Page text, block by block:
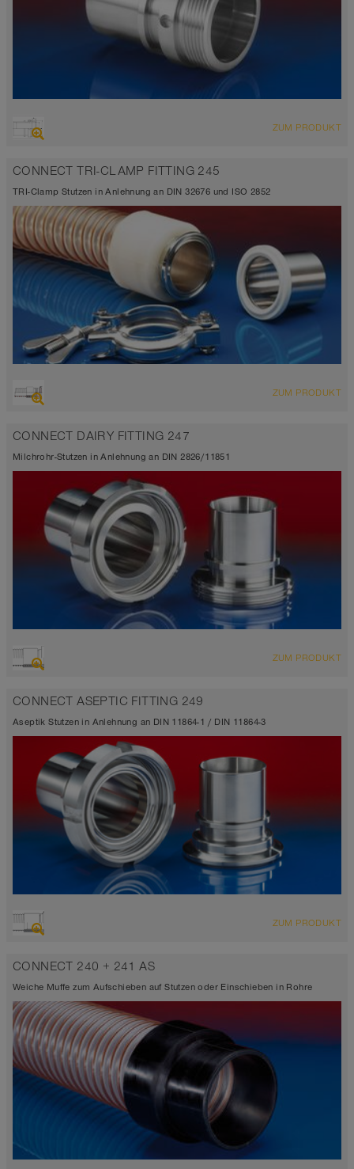
ZUM PRODUKT
CONNECT TRI-CLAMP FITTING 245
TRI-Clamp Stutzen in Anlehnung an DIN 32676 und ISO 2852
ZUM PRODUKT
CONNECT DAIRY FITTING 247
Milchrohr-Stutzen in Anlehnung an DIN 2826/11851
ZUM PRODUKT
CONNECT ASEPTIC FITTING 249
Aseptik Stutzen in Anlehnung an DIN 11864-1 / DIN 11864-3
ZUM PRODUKT
CONNECT 240 + 241 AS
Weiche Muffe zum Aufschieben auf Stutzen oder Einschieben in Rohre